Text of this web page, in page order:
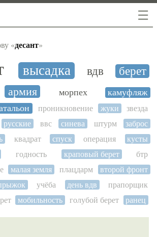
☰
«десант»
высадка вдв берет
армия морпех
камуфляж
проникновение жуки
звезда
русские ввс синева штурм
заброс
квадрат спуск операция
кусты
годность краповый берет
бтр
малая земля плацдарм
второй фронт
учёба день вдв
прапорщик
мобильность голубой берет ранец